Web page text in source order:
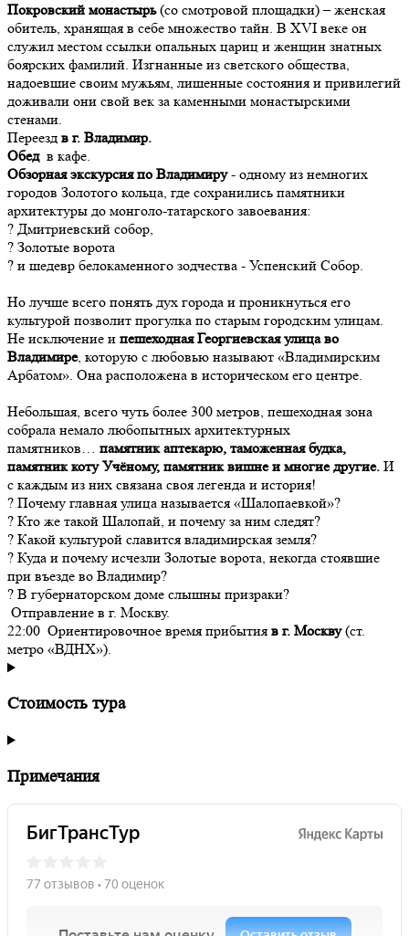
Покровский монастырь(со смотровой площадки) – женская
обитель, хранящая в себе множество тайн. В XVI веке он
служил местом ссылки опальных цариц и женщин знатных
боярских фамилий. Изгнанные из светского общества,
надоевшие своим мужьям, лишенные состояния и привилегий
доживали они свой век за каменными монастырскими
стенами.
Переезд в г. Владимир.
Обед в кафе.
Обзорная экскурсия по Владимиру- одному из немногих
городов Золотого кольца, где сохранились памятники
архитектуры до монголо-татарского завоевания:
? Дмитриевский собор,
? Золотые ворота
? и шедевр белокаменного зодчества - Успенский Собор.
Но лучше всего понять дух города и проникнуться его
культурой позволит прогулка по старым городским улицам.
Не исключение и пешеходная Георгиевская улица во
Владимире, которую с любовью называют «Владимирским
Арбатом». Она расположена в историческом его центре.
Небольшая, всего чуть более 300 метров, пешеходная зона
собрала немало любопытных архитектурных
памятников… памятник аптекарю, таможенная будка,
памятник коту Учёному, памятник вишне и многие другие. И
с каждым из них связана своя легенда и история!
? Почему главная улица называется «Шалопаевкой»?
? Кто же такой Шалопай, и почему за ним следят?
? Какой культурой славится владимирская земля?
? Куда и почему исчезли Золотые ворота, некогда стоявшие
при въезде во Владимир?
? В губернаторском доме слышны призраки?
Отправление в г. Москву.
22:00 Ориентировочное время прибытия в г. Москву(ст.
метро «ВДНХ»).
Стоимость тура
Примечания